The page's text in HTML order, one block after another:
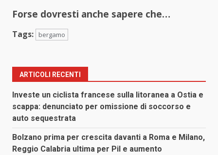
Forse dovresti anche sapere che…
Tags: bergamo
ARTICOLI RECENTI
Investe un ciclista francese sulla litoranea a Ostia e
scappa: denunciato per omissione di soccorso e
auto sequestrata
Bolzano prima per crescita davanti a Roma e Milano,
Reggio Calabria ultima per Pil e aumento